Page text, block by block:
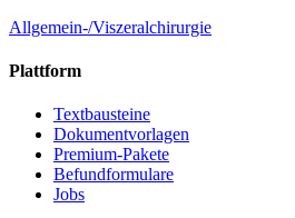
Allgemein-/Viszeralchirurgie
Plattform
Textbausteine
Dokumentvorlagen
Premium-Pakete
Befundformulare
Jobs